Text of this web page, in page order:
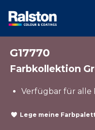
G17770
Farbkollektion
Verfügbar für alle
Lege meine